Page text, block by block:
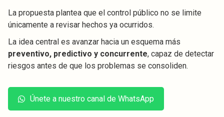
La propuesta plantea que el control público no se limite
únicamente a revisar hechos ya ocurridos.
La idea central es avanzar hacia un esquema más
preventivo, predictivo y concurrente, capaz de detectar
riesgos antes de que los problemas se consoliden.
Únete a nuestro canal de WhatsApp